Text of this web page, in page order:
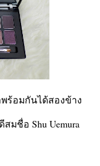
ร้อมกันได้สองข้าง
ชื่อ Shu Uemura